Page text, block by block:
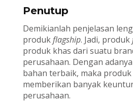
Penutup
Demikianlah penjelasan
produkflagship. Jadi, produk
produk khas dari suatu
perusahaan. Dengan
bahan terbaik, maka produk
memberikan banyak
perusahaan.